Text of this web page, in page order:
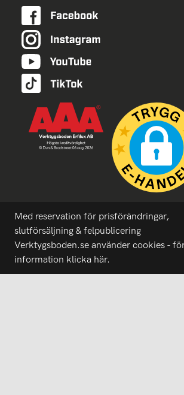
Med reservation för prisförändringar,
slutförsäljning & felpublicering
Verktygsboden.se använder cookies -
information klicka här.